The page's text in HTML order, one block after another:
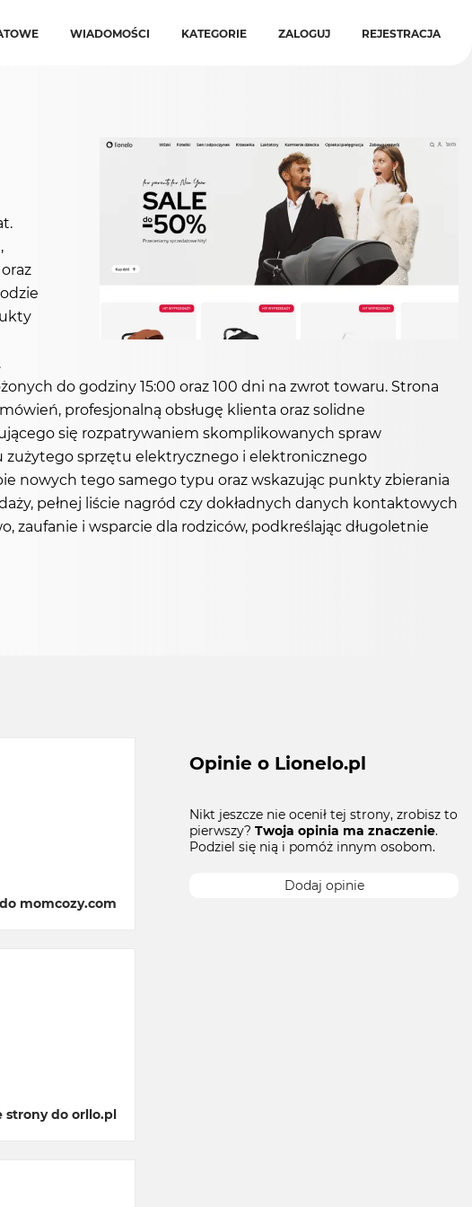
WIADOMOŚCI KATEGORIE ZALOGUJ REJESTRACJA
do godziny 15:00 oraz 100 dni na zwrot towaru. Strona
profesjonalną obsługę klienta oraz solidne
się rozpatrywaniem skomplikowanych spraw
sprzętu elektrycznego i elektronicznego
nowych tego samego typu oraz wskazując punkty zbierania
pełnej liście nagród czy dokładnych danych kontaktowych
zaufanie i wsparcie dla rodziców, podkreślając długoletnie
momcozy.com
strony do orllo.pl
Opinie o Lionelo.pl
Nikt jeszcze nie ocenił tej strony, zrobisz to
pierwszy? Twoja opinia ma znaczenie.
Podziel się nią i pomóż innym osobom.
Dodaj opinie